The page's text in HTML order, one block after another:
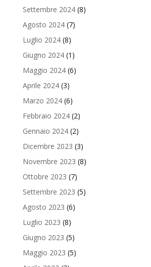
Settembre 2024(8)
Agosto 2024(7)
Luglio 2024(8)
Giugno 2024(1)
Maggio 2024(6)
Aprile 2024(3)
Marzo 2024(6)
Febbraio 2024(2)
Gennaio 2024(2)
Dicembre 2023 (3)
Novembre 2023 (8)
Ottobre 2023 (7)
Settembre 2023 (5)
Agosto 2023 (6)
Luglio 2023 (8)
Giugno 2023 (5)
Maggio 2023 (5)